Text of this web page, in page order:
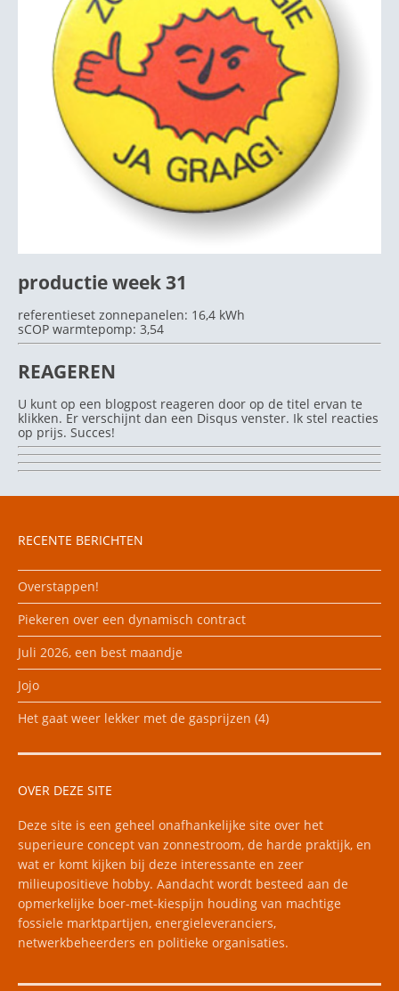
productie week 31
referentieset zonnepanelen: 16,4 kWh
sCOP warmtepomp: 3,54
REAGEREN
U kunt op een blogpost reageren door op de titel ervan te
klikken. Er verschijnt dan een Disqus venster. Ik stel reacties
op prijs. Succes!
RECENTE BERICHTEN
Overstappen!
Piekeren over een dynamisch contract
Juli 2026, een best maandje
Jojo
Het gaat weer lekker met de gasprijzen (4)
OVER DEZE SITE
Deze site is een geheel onafhankelijke site over het
superieure concept van zonnestroom, de harde praktijk, en
wat er komt kijken bij deze interessante en zeer
milieupositieve hobby. Aandacht wordt besteed aan de
opmerkelijke boer-met-kiespijn houding van machtige
fossiele marktpartijen, energieleveranciers,
netwerkbeheerders en politieke organisaties.